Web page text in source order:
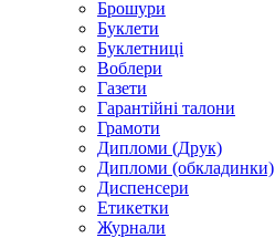
Брошури
Буклети
Буклетниці
Воблери
Газети
Гарантійні талони
Грамоти
Дипломи (Друк)
Дипломи (обкладинки)
Диспенсери
Етикетки
Журнали